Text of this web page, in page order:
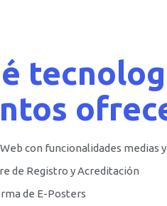
con funcionalidades medias
de Registro y Acreditación
de E-Posters